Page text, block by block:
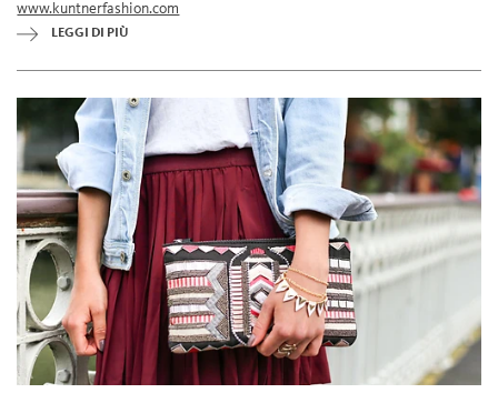
www.kuntnerfashion.com
LEGGI DI PIÙ